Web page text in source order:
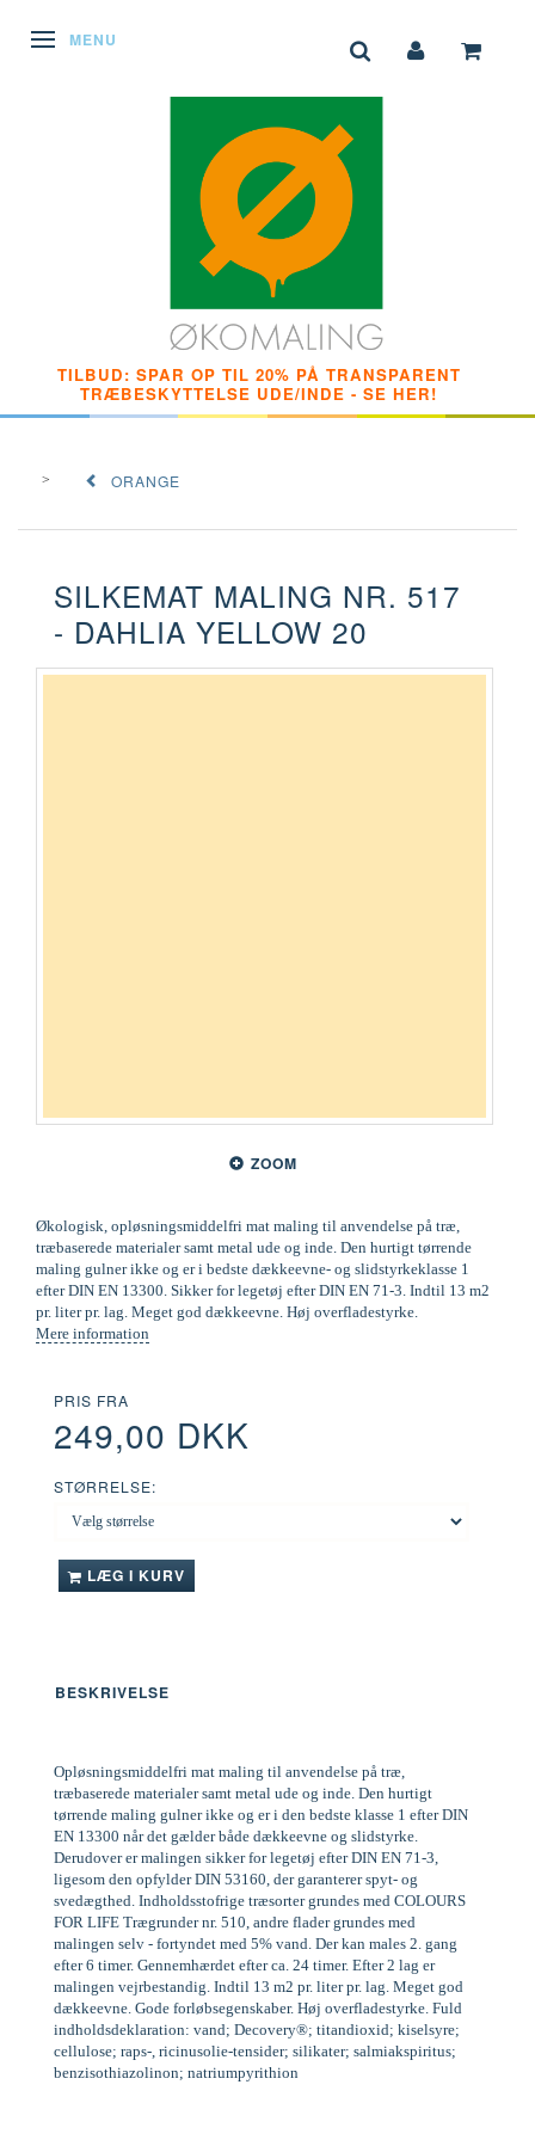
SKIFTE NAVIGATION
MENU
TILBUD: SPAR OP TIL 20% PÅ TRANSPARENT
TRÆBESKYTTELSE UDE/INDE - SE HER!
ORANGE
SILKEMAT MALING NR. 517
- DAHLIA YELLOW 20
ZOOM
Økologisk, opløsningsmiddelfri mat maling til anvendelse på træ,
træbaserede materialer samt metal ude og inde. Den hurtigt tørrende
maling gulner ikke og er i bedste dækkeevne- og slidstyrkeklasse 1
efter DIN EN 13300. Sikker for legetøj efter DIN EN 71-3. Indtil 13 m2
pr. liter pr. lag. Meget god dækkeevne. Høj overfladestyrke.
Mere information
PRIS FRA
249,00 DKK
STØRRELSE:
LÆG I KURV
BESKRIVELSE
Opløsningsmiddelfri mat maling til anvendelse på træ,
træbaserede materialer samt metal ude og inde. Den hurtigt
tørrende maling gulner ikke og er i den bedste klasse 1 efter DIN
EN 13300 når det gælder både dækkeevne og slidstyrke.
Derudover er malingen sikker for legetøj efter DIN EN 71-3,
ligesom den opfylder DIN 53160, der garanterer spyt- og
svedægthed. Indholdsstofrige træsorter grundes med COLOURS
FOR LIFE Trægrunder nr. 510, andre flader grundes med
malingen selv - fortyndet med 5% vand. Der kan males 2. gang
efter 6 timer. Gennemhærdet efter ca. 24 timer. Efter 2 lag er
malingen vejrbestandig. Indtil 13 m2 pr. liter pr. lag. Meget god
dækkeevne. Gode forløbsegenskaber. Høj overfladestyrke. Fuld
indholdsdeklaration: vand; Decovery®; titandioxid; kiselsyre;
cellulose; raps-, ricinusolie-tensider; silikater; salmiakspiritus;
benzisothiazolinon; natriumpyrithion